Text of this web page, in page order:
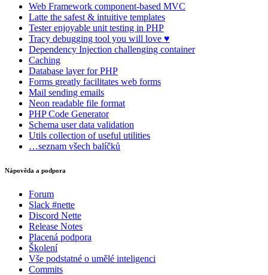
Web Framework component-based MVC
Latte the safest & intuitive templates
Testerenjoyable unit testing in PHP
Tracy debugging tool you will love ♥
Dependency Injection challenging container
Caching
Database layer for PHP
Forms greatly facilitates web forms
Mail sending emails
Neon readable file format
PHP Code Generator
Schema user data validation
Utils collection of useful utilities
…seznam všech balíčků
Nápověda a podpora
Forum
Slack #nette
Discord Nette
Release Notes
Placená podpora
Školení
Vše podstatné o umělé inteligenci
Commits